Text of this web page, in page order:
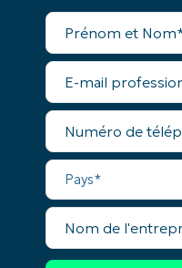
Prénom
Nom*
E-
mail
professionnel*
Numéro
téléphone*
Pays*
Nom
l'entreprise*
Pays
Company
name*